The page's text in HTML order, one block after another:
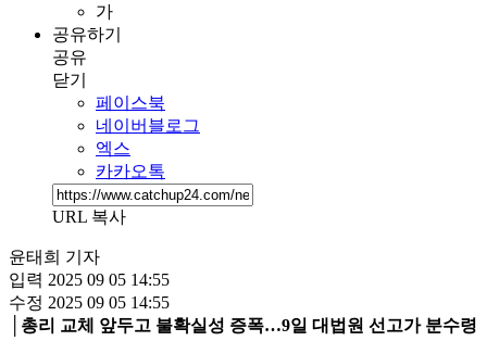
가
공유하기
공유
닫기
페이스북
네이버블로그
엑스
카카오톡
URL 복사
윤태희 기자
입력 2025 09 05 14:55
수정 2025 09 05 14:55
│총리 교체 앞두고 불확실성 증폭…9일 대법원 선고가 분수령